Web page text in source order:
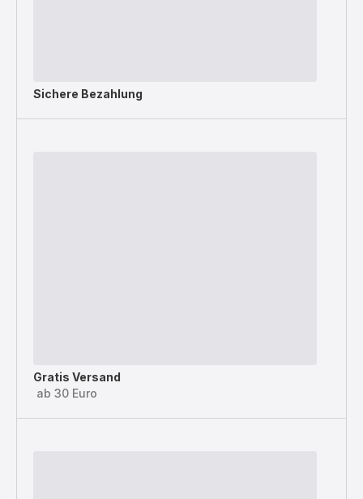
Sichere Bezahlung
Gratis Versand
ab 30 Euro